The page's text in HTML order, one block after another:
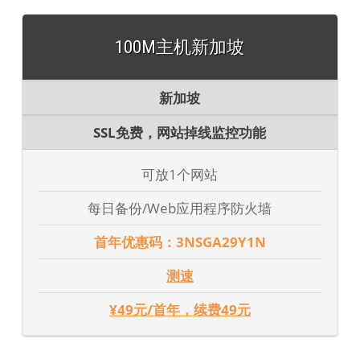
100M主机新加坡
新加坡
SSL免费，网站掉线监控功能
可放1个网站
每日备份/Web应用程序防火墙
首年优惠码：3NSGA29Y1N
测速
¥49元/首年，续费49元